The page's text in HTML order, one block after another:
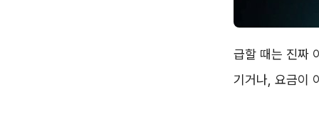
급할 때는 진짜
기거나, 요금이